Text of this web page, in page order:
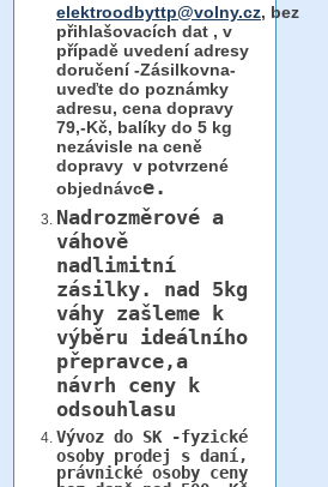
elektroodbyttp@volny.cz, bez
přihlašovacích dat , v
případě uvedení adresy
doručení -Zásilkovna-
uveďte do poznámky
adresu, cena dopravy
79,-Kč, balíky do 5 kg
nezávisle na ceně
dopravy v potvrzené
objednávce.
Nadrozměrové a
váhově
nadlimitní
zásilky. nad 5kg
váhy zašleme k
výběru ideálního
přepravce,a
návrh ceny k
odsouhlasu
Vývoz do SK -fyzické
osoby prodej s daní,
právnické osoby ceny